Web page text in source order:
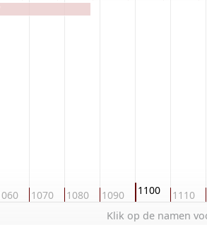
1070 1080 1090 1100 1110
Klik op de namen